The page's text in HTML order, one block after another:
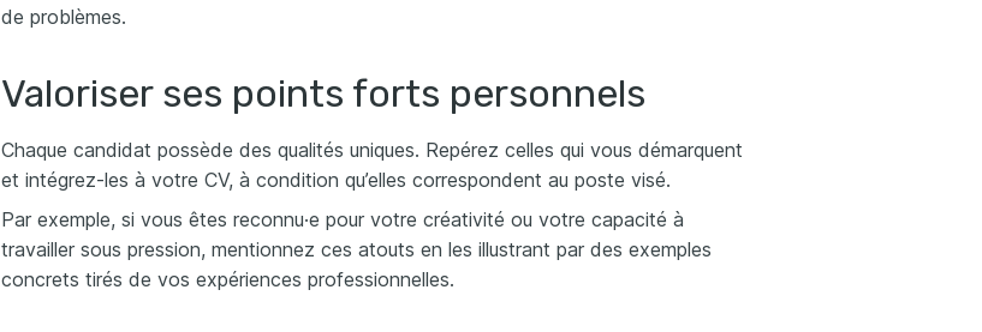
de problèmes.
Valoriser ses points forts personnels
Chaque candidat possède des qualités uniques. Repérez celles qui vous démarquent
et intégrez-les à votre CV, à condition qu’elles correspondent au poste visé.
Par exemple, si vous êtes reconnu·e pour votre créativité ou votre capacité à
travailler sous pression, mentionnez ces atouts en les illustrant par des exemples
concrets tirés de vos expériences professionnelles.